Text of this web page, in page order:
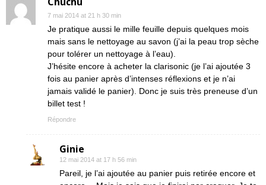
7 mai 2014 at 21 h 30 min
Je pratique aussi le mille feuille depuis quelques mois
mais sans le nettoyage au savon (j’ai la peau trop sèche
pour tolérer un nettoyage à l’eau).
J’hésite encore à acheter la clarisonic (je l’ai ajoutée 3
fois au panier après d’intenses réflexions et je n’ai
jamais validé le panier). Donc je suis très preneuse d’un
billet test !
Répondre
Ginie
12 mai 2014 at 17 h 56 min
Pareil, je l’ai ajoutée au panier puis retirée encore et